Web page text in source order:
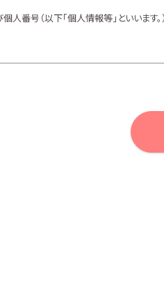
番号（以下「個人情報等」といいます
る関係諸法令、ガイドライン及び、所
場合及び法令等により例外として取り
ト、キャンペーンの案内、アンケート、各
ァイナンシャルプランニング及びこれら
に基づく権利の行使や義務の履行のた
タ分析やアンケートの実施等による金融